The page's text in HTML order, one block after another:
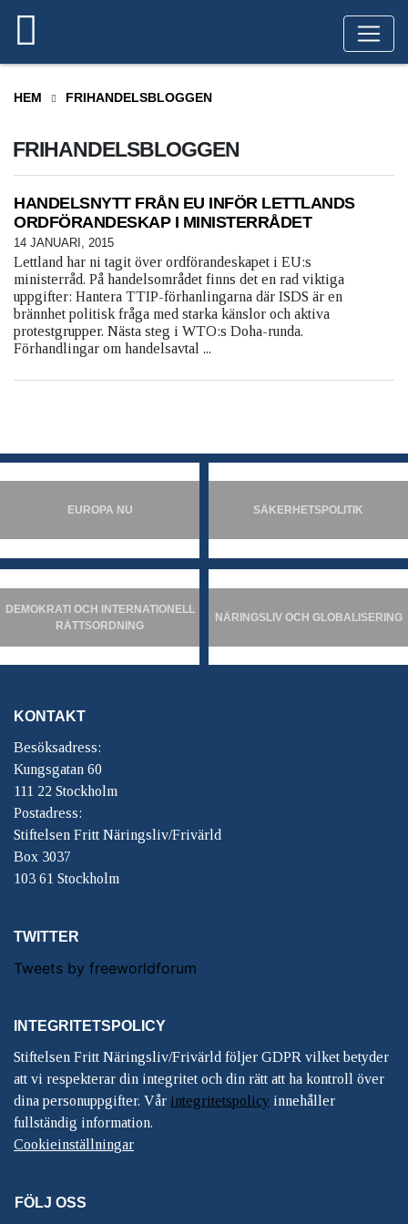
HEM FRIHANDELSBLOGGEN
FRIHANDELSBLOGGEN
HANDELSNYTT FRÅN EU INFÖR LETTLANDS
ORDFÖRANDESKAP I MINISTERRÅDET
14 JANUARI, 2015
Lettland har ni tagit över ordförandeskapet i EU:s
ministerråd. På handelsområdet finns det en rad viktiga
uppgifter: Hantera TTIP-förhanlingarna där ISDS är en
brännhet politisk fråga med starka känslor och aktiva
protestgrupper. Nästa steg i WTO:s Doha-runda.
Förhandlingar om handelsavtal ...
EUROPA NU SÄKERHETSPOLITIK
DEMOKRATI OCH INTERNATIONELL
RÄTTSORDNING
NÄRINGSLIV OCH GLOBALISERING
KONTAKT
Besöksadress:
Kungsgatan 60
111 22 Stockholm
Postadress:
Stiftelsen Fritt Näringsliv/Frivärld
Box 3037
103 61 Stockholm
TWITTER
Tweets by freeworldforum
INTEGRITETSPOLICY
Stiftelsen Fritt Näringsliv/Frivärld följer GDPR vilket betyder
att vi respekterar din integritet och din rätt att ha kontroll över
dina personuppgifter. Vår integritetspolicy innehåller
fullständig information.
Cookieinställningar
FÖLJ OSS